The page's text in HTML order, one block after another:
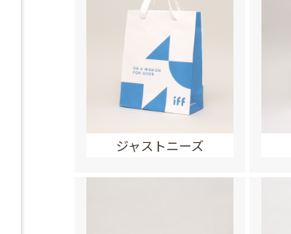
ジャストニーズ